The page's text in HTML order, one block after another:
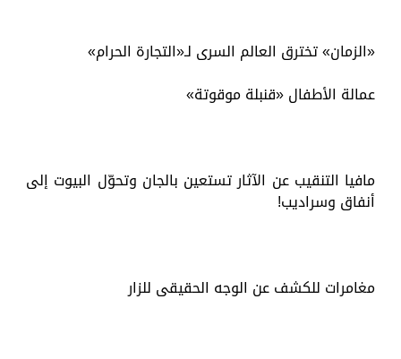
«الزمان» تخترق العالم السرى لـ«التجارة الحرام»
عمالة الأطفال «قنبلة موقوتة»
مافيا التنقيب عن الآثار تستعين بالجان وتحوّل البيوت إلى
أنفاق وسراديب!
مغامرات للكشف عن الوجه الحقيقى للزار